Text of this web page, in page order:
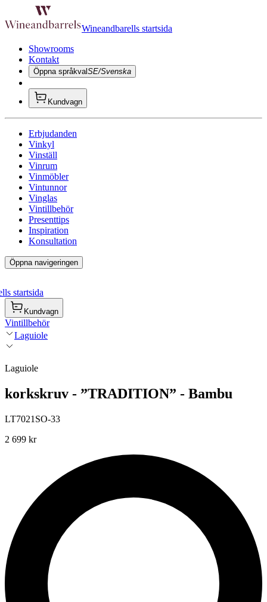
Wineandbarells startsida
Showrooms
Kontakt
Öppna språkvalSE/Svenska
Kundvagn
Erbjudanden
Vinkyl
Vinställ
Vinrum
Vinmöbler
Vintunnor
Vinglas
Vintillbehör
Presenttips
Inspiration
Konsultation
Öppna navigeringen
startsida
Kundvagn
Vintillbehör
Laguiole
Laguiole
korkskruv - ”TRADITION” - Bambu
LT7021SO-33
2 699 kr